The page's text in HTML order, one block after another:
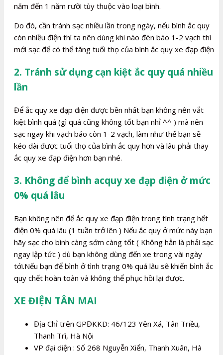
năm đến 1 năm rưỡi tùy thuộc vào loại bình.
Do đó, cần tránh sạc nhiều lần trong ngày, nếu bình ắc quy
còn nhiều điện thì ta nên dùng khi nào đèn báo 1-2 vạch thì
mới sạc để có thể tăng tuổi thọ của bình ắc quy xe đạp điện
2. Tránh sử dụng cạn kiệt ắc quy quá nhiều
lần
Để ắc quy xe đạp điện được bền nhất bạn không nên vắt
kiệt bình quá (gì quá cũng không tốt bạn nhỉ ^^ ) mà nên
sạc ngay khi vạch báo còn 1-2 vạch, làm như thế bạn sẽ
kéo dài được tuổi thọ của bình ắc quy hơn và lâu phải thay
ắc quy xe đạp điện hơn bạn nhé.
3. Không để bình acquy xe đạp điện ở mức
0% quá lâu
Bạn không nên để ắc quy xe đạp điện trong tình trạng hết
điện 0% quá lâu (1 tuần trở lên ) Nếu ắc quy ở mức này bạn
hãy sạc cho bình càng sớm càng tốt ( Không hẳn là phải sạc
ngay lập tức ) dù bạn không dùng đến xe trong vài ngày
tới.Nếu bạn để bình ở tình trạng 0% quá lâu sẽ khiến bình ắc
quy chết hoàn toàn và không thể phục hồi lại được.
XE ĐIỆN TÂN MAI
Địa Chỉ trên GPĐKKD: 46/123 Yên Xá, Tân Triều,
Thanh Trì, Hà Nội
VP đại diện : Số 268 Nguyễn Xiển, Thanh Xuân, Hà